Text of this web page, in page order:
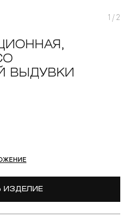
1 / 2
ВЫДУВКИ
ИЗДЕЛИЕ